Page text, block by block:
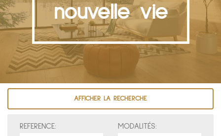
nouvelle vie
AFFICHER LA RECHERCHE
REFERENCE: MODALITÉS: